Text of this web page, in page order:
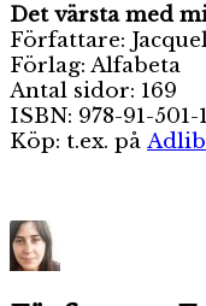
Det värsta med
Författare:
Förlag: Alfabeta
Antal sidor: 169
ISBN: 978-91-501-
Köp: t.ex. på